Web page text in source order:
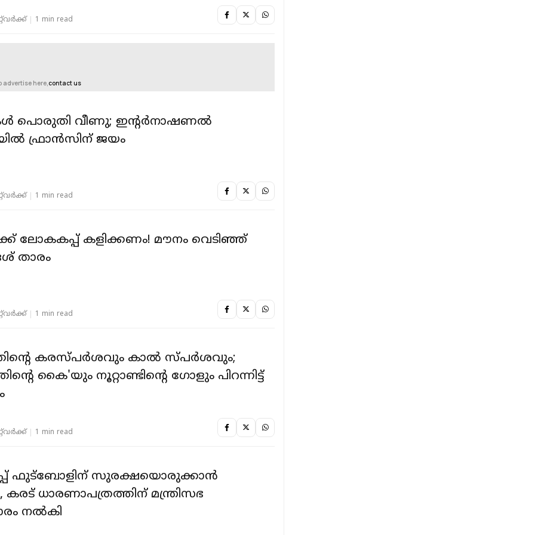
1 min read
advertise here,contact us
വീണു; ഇന്റർനാഷണൽ
ഫ്രാൻസിന് ജയം
1 min read
ലോകകപ്പ് കളിക്കണം! മൗനം വെടിഞ്ഞ്
താരം
1 min read
കരസ്പർശവും കാൽ സ്പർശവും;
കൈ'യും നൂറ്റാണ്ടിന്റെ ഗോളും പിറന്നിട്ട്
1 min read
ഫുട്‌ബോളിന് സുരക്ഷയൊരുക്കാൻ
ധാരണാപത്രത്തിന് മന്ത്രിസഭ
നൽകി